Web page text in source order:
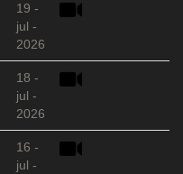
19 -
jul -
2026
18 -
jul -
2026
16 -
jul -